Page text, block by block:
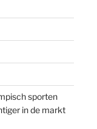
sporten
in de markt